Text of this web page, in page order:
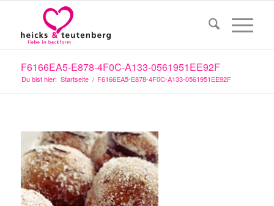
F6166EA5-E878-4F0C-A133-0561951EE92F
Du bist hier: Startseite / F6166EA5-E878-4F0C-A133-0561951EE92F